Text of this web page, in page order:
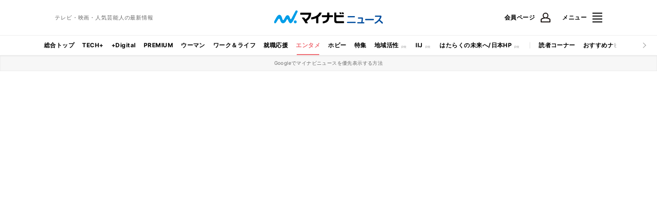
テレビ・映画・人気芸能人の最新情報 会員ページ メニュー
総合トップ TECH+ +Digital PREMIUM ウーマン ワーク＆ライフ 就職応援 エンタメ ホビー 特集 地域活性 IIJ はたらくの未来へ/日本HP 読者コーナー おすすめナビ マイナビ
Googleでマイナビニュースを優先表示する方法